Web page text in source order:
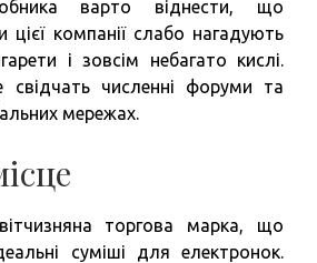
варто віднести, що
цієї компанії слабо нагадують
і зовсім небагато кислі.
свідчать численні форуми та
мережах.
торгова марка, що
суміші для електронок.